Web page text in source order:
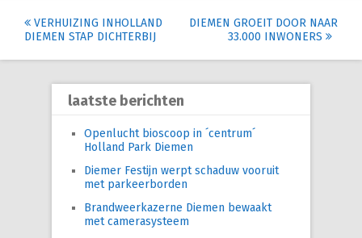
Post
VERHUIZING INHOLLAND
DIEMEN STAP DICHTERBIJ
DIEMEN GROEIT DOOR NAAR
33.000 INWONERS
laatste berichten
Openlucht bioscoop in ´centrum´
Holland Park Diemen
Diemer Festijn werpt schaduw vooruit
met parkeerborden
Brandweerkazerne Diemen bewaakt
met camerasysteem